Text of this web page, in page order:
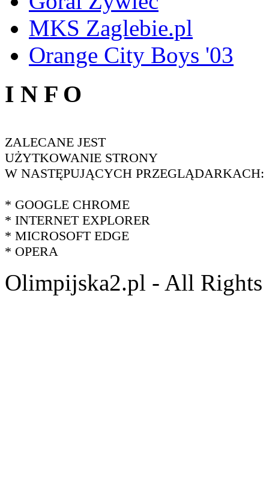
MKS Zaglebie.pl
Orange City Boys '03
I N F O
ZALECANE JEST
UŻYTKOWANIE STRONY
W NASTĘPUJĄCYCH PRZEGLĄDARKACH:
* GOOGLE CHROME
* INTERNET EXPLORER
* MICROSOFT EDGE
* OPERA
Olimpijska2.pl - All Rights